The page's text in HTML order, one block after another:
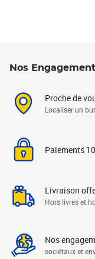
Nos
Proche de
Localiser un
Paiements
Livraison
Hors livres et
Nos
sociétaux et